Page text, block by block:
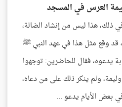
العرس في المسجد
ذلك، هذا ليس من إنشاد الضالة،
قد وقع مثل هذا في عهد النبي ﷺ
يدعوه، فقال للحاضرين: توجهوا
ولم ينكر ذلك على من دعاه،
بعض الأيام يدعو ...